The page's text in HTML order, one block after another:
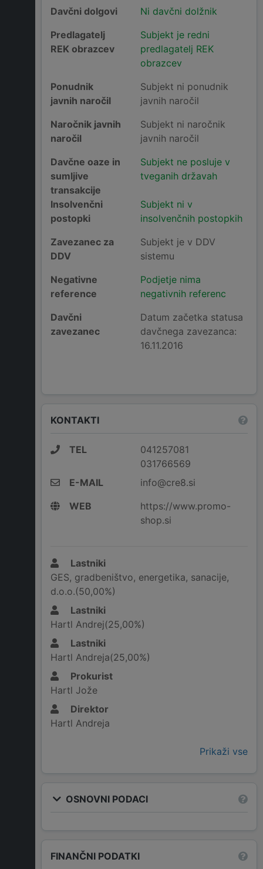
Davčni dolgovi
Ni davčni dolžnik
Predlagatelj
REK obrazcev
Subjekt je redni
predlagatelj REK
obrazcev
Ponudnik
javnih naročil
Subjekt ni ponudnik
javnih naročil
Naročnik javnih
naročil
Subjekt ni naročnik
javnih naročil
Davčne oaze in
sumljive
transakcije
Subjekt ne posluje v
tveganih državah
Insolvenčni
postopki
Subjekt ni v
insolvenčnih postopkih
Zavezanec za
DDV
Subjekt je v DDV
sistemu
Negativne
reference
Podjetje nima
negativnih referenc
Davčni
zavezanec
Datum začetka statusa
davčnega zavezanca:
16.11.2016
KONTAKTI
TEL
041257081
031766569
E-MAIL
info@cre8.si
WEB
https://www.promo-
shop.si
Lastniki
GES, gradbeništvo, energetika, sanacije,
d.o.o.(50,00%)
Lastniki
Hartl Andrej(25,00%)
Lastniki
Hartl Andreja(25,00%)
Prokurist
Hartl Jože
Direktor
Hartl Andreja
Prikaži vse
OSNOVNI PODACI
FINANČNI PODATKI